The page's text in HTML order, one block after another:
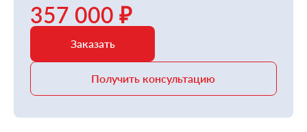
357 000 ₽
Заказать
Получить консультацию